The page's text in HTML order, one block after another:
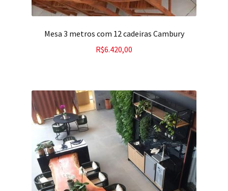
Mesa 3 metros com 12 cadeiras Cambury
R$6.420,00